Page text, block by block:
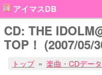
アイマスDB
CD: THE
TOP！ (2007/05/
トップ 楽曲・CDデータ